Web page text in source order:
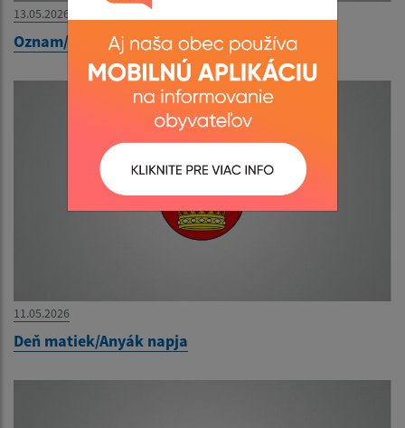
13.05.2026
Oznam/Értesítés
11.05.2026
Deň matiek/Anyák napja